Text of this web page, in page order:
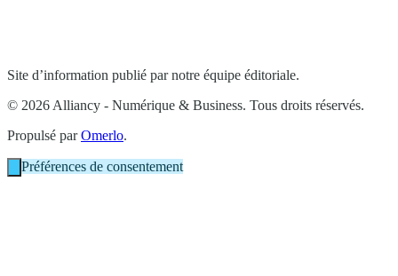
Site d’information publié par notre équipe éditoriale.
© 2026 Alliancy - Numérique & Business. Tous droits réservés.
Propulsé parOmerlo.
Préférences de consentement